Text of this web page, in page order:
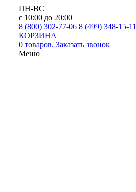
ПН-ВС
с 10:00 до 20:00
8 (800) 302-77-06 8 (499) 348-15-11
КОРЗИНА
0 товаров. Заказать звонок
Меню